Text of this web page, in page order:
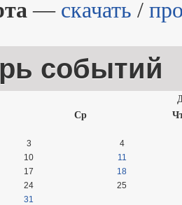
— скачать /
событий
Ср
3
4
10
11
17
18
24
25
31